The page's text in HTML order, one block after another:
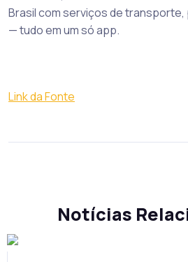
Brasil com serviços de
— tudo em um só app.
Link da Fonte
Notícias